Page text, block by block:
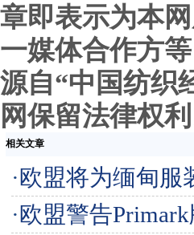
章即表示为本
一媒体合作方
源自“中国纺织
网保留法律权利
相关文章
·欧盟将为缅甸服
·欧盟警告